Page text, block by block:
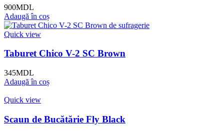
900MDL
Adaugă în coș
Quick view
Taburet Chico V-2 SC Brown
345MDL
Adaugă în coș
Quick view
Scaun de Bucătărie Fly Black